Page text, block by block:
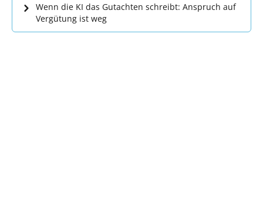
Wenn die KI das Gutachten schreibt: Anspruch auf
Vergütung ist weg